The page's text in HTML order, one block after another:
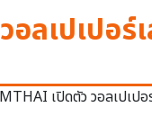
วอลเปเปอร์